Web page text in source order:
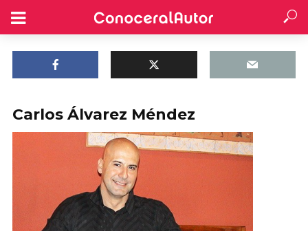
Carlos Álvarez Méndez